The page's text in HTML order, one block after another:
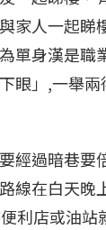
家人一起睇
單身漢是職
眼」,一舉兩
經過暗巷要
線在白天晚
利店或油站